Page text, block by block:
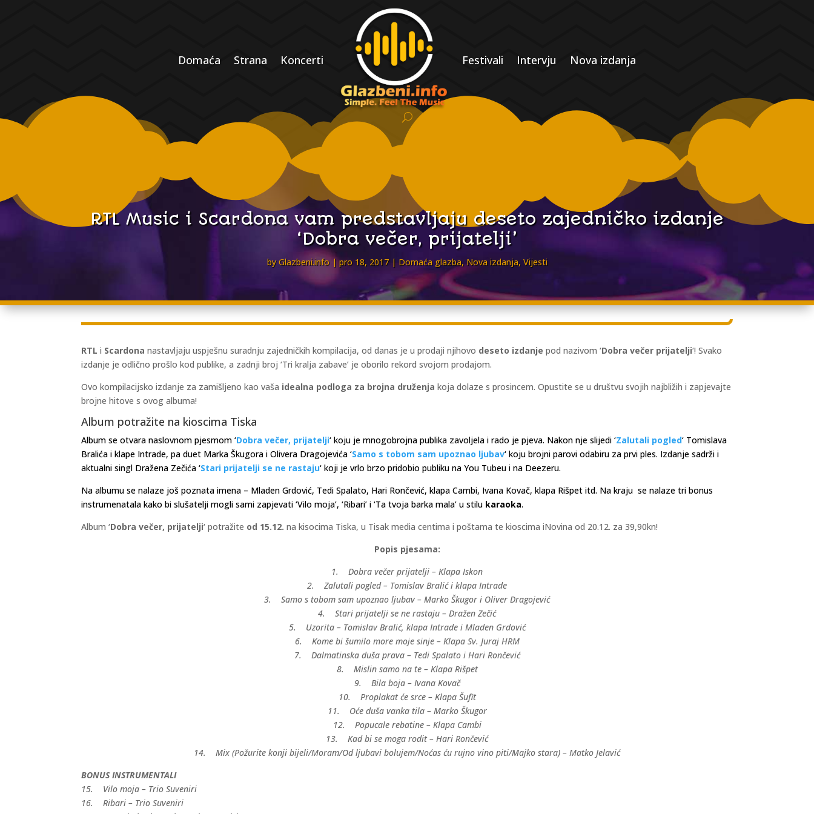
Domaća Strana Koncerti Festivali Intervju Nova izdanja
RTL Music i Scardona vam predstavljaju deseto zajedničko izdanje
‘Dobra večer, prijatelji’
byGlazbeni.info pro 18, 2017 Domaća glazba, Nova izdanja, Vijesti
RTL i Scardona nastavljaju uspješnu suradnju zajedničkih kompilacija, od danas je u prodaji njihovo deseto izdanje pod nazivom ‘Dobra večer prijatelji‘! Svako
izdanje je odlično prošlo kod publike, a zadnji broj ‘Tri kralja zabave’ je oborilo rekord svojom prodajom.
Ovo kompilacijsko izdanje za zamišljeno kao vaša idealna podloga za brojna druženja koja dolaze s prosincem. Opustite se u društvu svojih najbližih i zapjevajte
brojne hitove s ovog albuma!
Album potražite na kioscima Tiska
Album se otvara naslovnom pjesmom ‘Dobra večer, prijatelji‘ koju je mnogobrojna publika zavoljela i rado je pjeva. Nakon nje slijedi ‘Zalutali pogled‘ Tomislava
Bralića i klape Intrade, pa duet Marka Škugora i Olivera Dragojevića ‘Samo s tobom sam upoznao ljubav‘ koju brojni parovi odabiru za prvi ples. Izdanje sadrži i
aktualni singl Dražena Zečića ‘Stari prijatelji se ne rastaju‘ koji je vrlo brzo pridobio publiku na You Tubeu i na Deezeru.
Na albumu se nalaze još poznata imena – Mladen Grdović, Tedi Spalato, Hari Rončević, klapa Cambi, Ivana Kovač, klapa Rišpet itd. Na kraju se nalaze tri bonus
instrumenatala kako bi slušatelji mogli sami zapjevati ‘Vilo moja’, ‘Ribari’ i ‘Ta tvoja barka mala’ u stilu karaoka.
Album ‘Dobra večer, prijatelji‘ potražite od 15.12. na kisocima Tiska, u Tisak media centima i poštama te kioscima iNovina od 20.12. za 39,90kn!
Popis pjesama:
1. Dobra večer prijatelji – Klapa Iskon
2. Zalutali pogled – Tomislav Bralić i klapa Intrade
3. Samo s tobom sam upoznao ljubav – Marko Škugor i Oliver Dragojević
4. Stari prijatelji se ne rastaju – Dražen Zečić
5. Uzorita – Tomislav Bralić, klapa Intrade i Mladen Grdović
6. Kome bi šumilo more moje sinje – Klapa Sv. Juraj HRM
7. Dalmatinska duša prava – Tedi Spalato i Hari Rončević
8. Mislin samo na te – Klapa Rišpet
9. Bila boja – Ivana Kovač
10. Proplakat će srce – Klapa Šufit
11. Oće duša vanka tila – Marko Škugor
12. Popucale rebatine – Klapa Cambi
13. Kad bi se moga rodit – Hari Rončević
14. Mix (Požurite konji bijeli/Moram/Od ljubavi bolujem/Noćas ću rujno vino piti/Majko stara) – Matko Jelavić
BONUS INSTRUMENTALI
15. Vilo moja – Trio Suveniri
16. Ribari – Trio Suveniri